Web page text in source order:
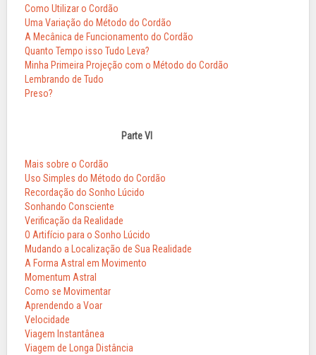
Como Utilizar o Cordão
Uma Variação do Método do Cordão
A Mecânica de Funcionamento do Cordão
Quanto Tempo isso Tudo Leva?
Minha Primeira Projeção com o Método do Cordão
Lembrando de Tudo
Preso?
Parte VI
Mais sobre o Cordão
Uso Simples do Método do Cordão
Recordação do Sonho Lúcido
Sonhando Consciente
Verificação da Realidade
O Artifício para o Sonho Lúcido
Mudando a Localização de Sua Realidade
A Forma Astral em Movimento
Momentum Astral
Como se Movimentar
Aprendendo a Voar
Velocidade
Viagem Instantânea
Viagem de Longa Distância